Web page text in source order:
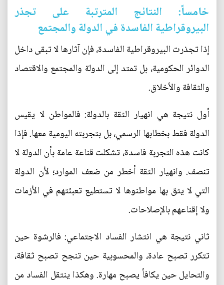
خامساً: النتائج المترتبة على تجذر
البيروقراطية الفاسدة في الدولة والمجتمع
إذا تجذرت البيروقراطية الفاسدة، فإن آثارها لا تبقى داخل
الدوائر الحكومية، بل تمتد إلى الدولة والمجتمع والاقتصاد
والثقافة والأخلاق.
أول نتيجة هي انهيار الثقة بالدولة: فالمواطن لا يقيس
الدولة فقط بخطابها الرسمي، بل بتجربته اليومية معها. فإذا
كانت هذه التجربة فاسدة، تشكلت قناعة عامة بأن الدولة لا
تنصف. وانهيار الثقة أخطر من ضعف الموارد؛ لأن الدولة
التي لا يثق بها مواطنوها لا تستطيع تعبئتهم في الأزمات
ولا إقناعهم بالإصلاحات.
ثاني نتيجة هي انتشار الفساد الاجتماعي: فالرشوة حين
تتكرر تصبح عادة، والمحسوبية حين تنجح تصبح ثقافة،
والتحايل حين يكافأ يصبح مهارة. وهكذا ينتقل الفساد من